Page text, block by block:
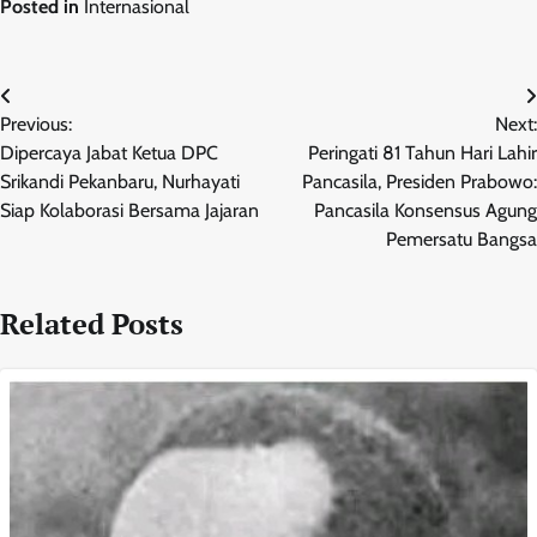
Posted in Internasional
Navigasi
pos
Previous:
Dipercaya Jabat Ketua DPC
Srikandi Pekanbaru, Nurhayati
Siap Kolaborasi Bersama Jajaran
Next:
Peringati 81 Tahun Hari Lahir
Pancasila, Presiden Prabowo:
Pancasila Konsensus Agung
Pemersatu Bangsa
Related Posts